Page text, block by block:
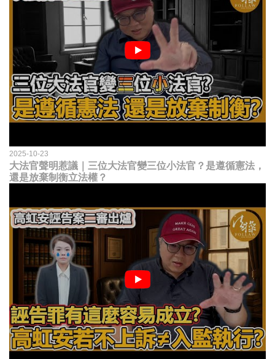
2025-10-23
大法官聲明惹議｜三位大法官變三位小法官？是遵循憲法，
還是放棄制衡立法權？